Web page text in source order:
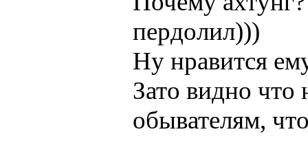
пердолил)))
Ну нравится
Зато видно что
обывателям,